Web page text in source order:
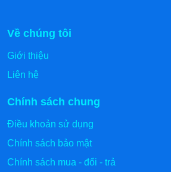
Về chúng tôi
Giới thiệu
Liên hệ
Chính sách chung
Điều khoản sử dụng
Chính sách bảo mật
Chính sách mua - đổi - trả